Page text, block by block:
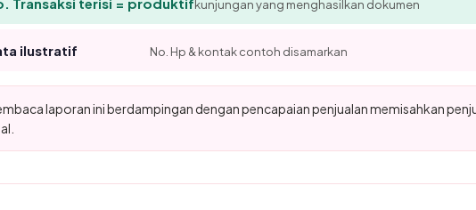
kunjungan yang menghasilkan dokumen
ilustratif No. Hp & kontak contoh disamarkan
laporan ini berdampingan dengan pencapaian penjualan memisahkan